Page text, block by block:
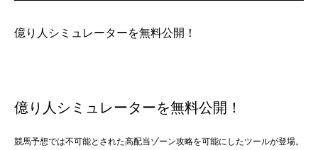
億り人シミュレーターを無料公開！
億り人シミュレーターを無料公開！
競馬予想では不可能とされた高配当ゾーン攻略を可能にしたツールが登場。